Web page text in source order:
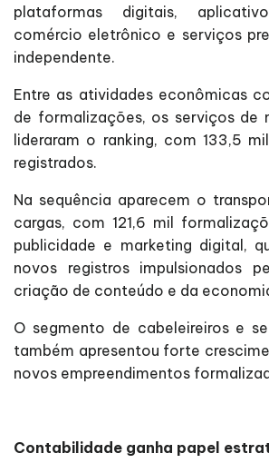
plataformas digitais,
comércio eletrônico e serviços
independente.
Entre as atividades econômicas
de formalizações, os serviços de
lideraram o ranking, com 133,5
registrados.
Na sequência aparecem o
cargas, com 121,6 mil
publicidade e marketing digital,
novos registros impulsionados
criação de conteúdo e da
O segmento de cabeleireiros e
também apresentou forte
novos empreendimentos
Contabilidade ganha papel